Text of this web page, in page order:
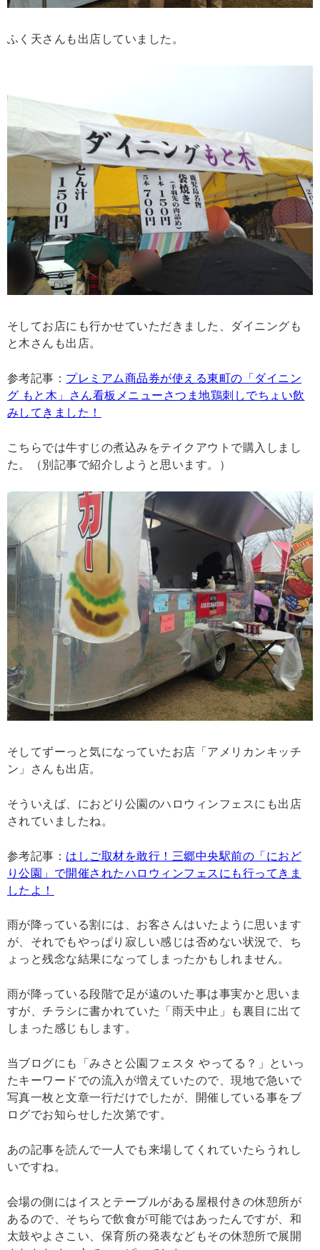
ふく天さんも出店していました。
そしてお店にも行かせていただきました、ダイニングも
と木さんも出店。
参考記事： プレミアム商品券が使える東町の「ダイニン
グ もと木」さん看板メニューさつま地鶏刺しでちょい飲
みしてきました！
こちらでは牛すじの煮込みをテイクアウトで購入しまし
た。（別記事で紹介しようと思います。）
そしてずーっと気になっていたお店「アメリカンキッチ
ン」さんも出店。
そういえば、におどり公園のハロウィンフェスにも出店
されていましたね。
参考記事： はしご取材を敢行！三郷中央駅前の「におど
り公園」で開催されたハロウィンフェスにも行ってきま
したよ！
雨が降っている割には、お客さんはいたように思います
が、それでもやっぱり寂しい感じは否めない状況で、ち
ょっと残念な結果になってしまったかもしれません。
雨が降っている段階で足が遠のいた事は事実かと思いま
すが、チラシに書かれていた「雨天中止」も裏目に出て
しまった感じもします。
当ブログにも「みさと公園フェスタ やってる？」といっ
たキーワードでの流入が増えていたので、現地で急いで
写真一枚と文章一行だけでしたが、開催している事をブ
ログでお知らせした次第です。
あの記事を読んで一人でも来場してくれていたらうれし
いですね。
会場の側にはイスとテーブルがある屋根付きの休憩所が
あるので、そちらで飲食が可能ではあったんですが、和
太鼓やよさこい、保育所の発表などもその休憩所で展開